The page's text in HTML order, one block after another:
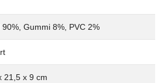
90%, Gummi 8%, PVC 2%
21,5 x 9 cm